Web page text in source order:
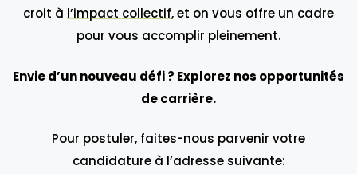
croit à l’impact collectif, et on vous offre un cadre
pour vous accomplir pleinement.
Envie d’un nouveau défi ? Explorez nos opportunités
de carrière.
Pour postuler, faites-nous parvenir votre
candidature à l’adresse suivante: